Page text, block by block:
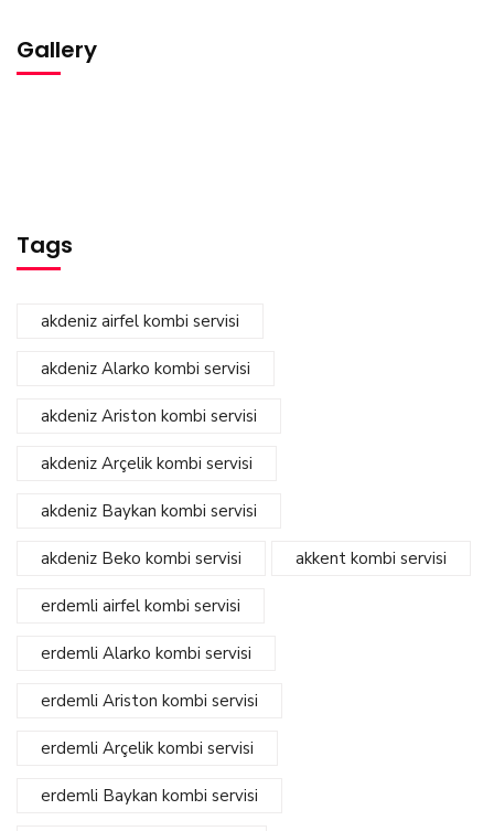
Gallery
Tags
akdeniz airfel kombi servisi
akdeniz Alarko kombi servisi
akdeniz Ariston kombi servisi
akdeniz Arçelik kombi servisi
akdeniz Baykan kombi servisi
akdeniz Beko kombi servisi akkent kombi servisi
erdemli airfel kombi servisi
erdemli Alarko kombi servisi
erdemli Ariston kombi servisi
erdemli Arçelik kombi servisi
erdemli Baykan kombi servisi